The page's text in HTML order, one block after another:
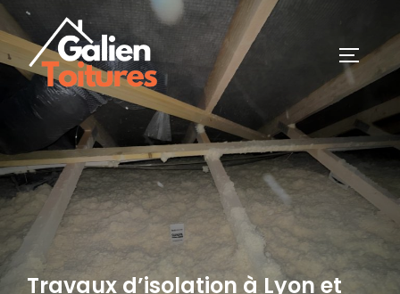
Travaux d’isolation à Lyon et